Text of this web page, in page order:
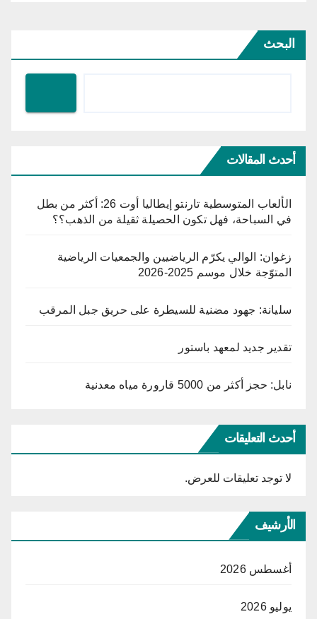
البحث
أحدث المقالات
الألعاب المتوسطية تارنتو إيطاليا أوت 26: أكثر من بطل
في السباحة، فهل تكون الحصيلة ثقيلة من الذهب؟؟
زغوان: الوالي يكرّم الرياضيين والجمعيات الرياضية
المتوّجة خلال موسم 2025-2026
سليانة: جهود مضنية للسيطرة على حريق جبل المرقب
تقدير جديد لمعهد باستور
نابل: حجز أكثر من 5000 قارورة مياه معدنية
أحدث التعليقات
لا توجد تعليقات للعرض.
الأرشيف
أغسطس 2026
يوليو 2026